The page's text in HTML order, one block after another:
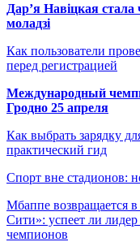
Дар’я Навіцкая
моладзі
Как пользователи
перед регистрацией
Международный
Гродно 25 апреля
Как выбрать зарядку
практический гид
Спорт вне стадионов:
Мбаппе возвращается
Сити»: успеет ли лидер
чемпионов